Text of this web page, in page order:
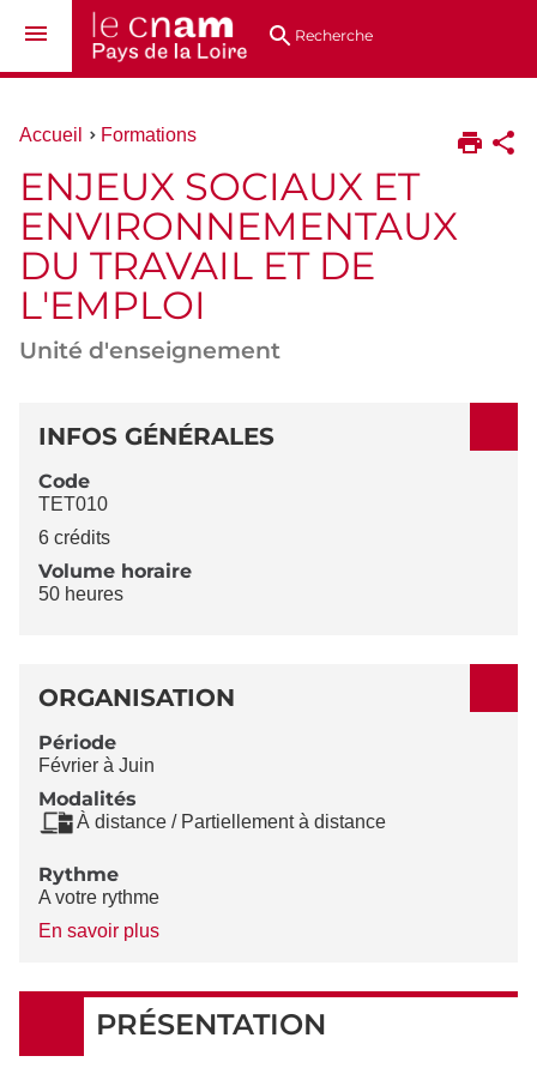
au
directsRecherche
Vous
ici :
Accueil Formations
ENJEUX SOCIAUX ET
ENVIRONNEMENTAUX
DU TRAVAIL ET DE
L'EMPLOI
Unité d'enseignement
DÉTAILS
INFOS GÉNÉRALES
Code
TET010
6 crédits
Volume horaire
50 heures
ORGANISATION
Période
Février à Juin
Modalités
À distance / Partiellement à distance
Rythme
A votre rythme
En savoir plusà
Rythme
PRÉSENTATION